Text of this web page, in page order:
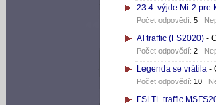
23.4. výjde Mi-2 pre
Počet odpovědí: 5
AI traffic (FS2020)-
Počet odpovědí: 2
Legenda se vrátila-
Počet odpovědí: 10
FSLTL traffic